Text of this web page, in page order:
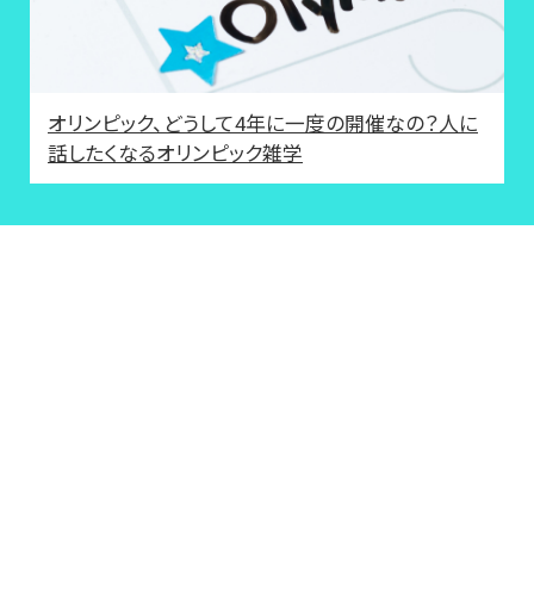
オリンピック、どうして4年に一度の開催なの？人に
話したくなるオリンピック雑学